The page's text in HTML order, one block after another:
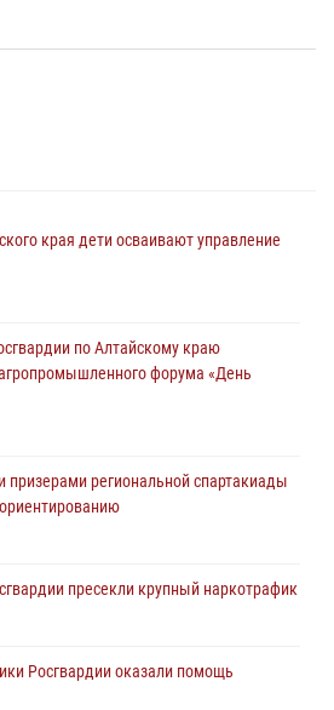
края дети осваивают управление
по Алтайскому краю
форума «День
призерами региональной спартакиады
пресекли крупный наркотрафик
Росгвардии оказали помощь